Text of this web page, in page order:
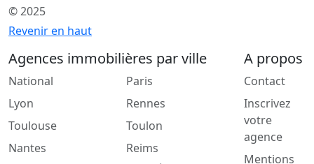
© 2025
Revenir en haut
Agences immobilières par ville
National
Lyon
Toulouse
Nantes
Paris
Rennes
Toulon
Reims
A propos
Contact
Inscrivez
votre
agence
Mentions